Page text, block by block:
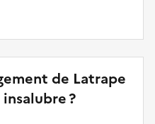
de Latrape
?